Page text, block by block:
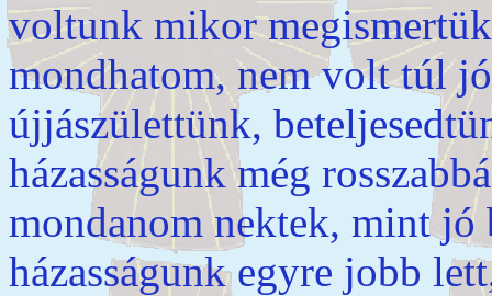
voltunk mikor
mondhatom, nem volt túl
újjászülettünk,
házasságunk még
mondanom nektek, mint jó
házasságunk egyre jobb